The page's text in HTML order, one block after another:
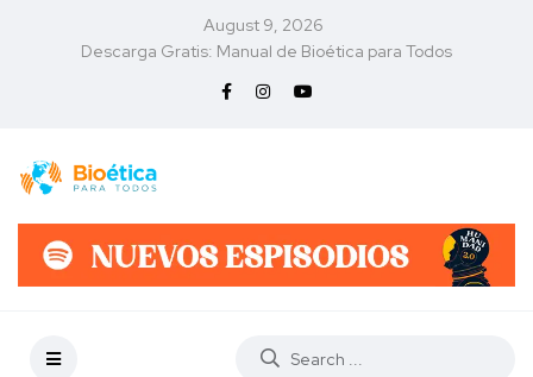
August 9, 2026
Descarga Gratis: Manual de Bioética para Todos